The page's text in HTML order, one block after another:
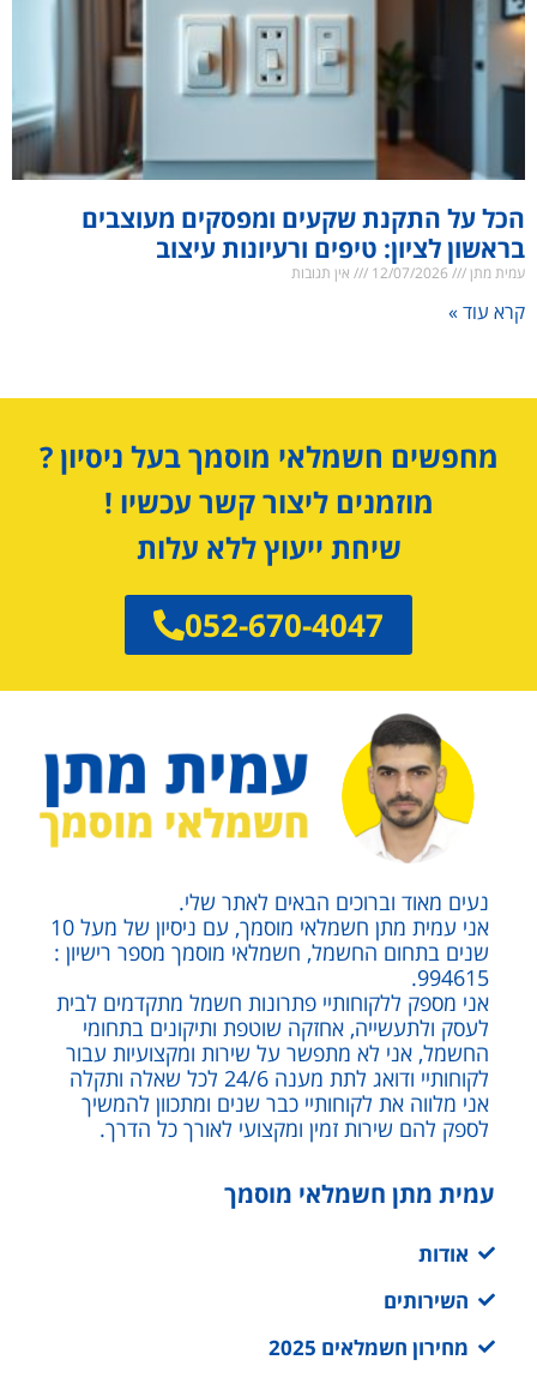
הכל על התקנת שקעים ומפסקים מעוצבים
בראשון לציון: טיפים ורעיונות עיצוב
עמית מתן אין תגובות
קרא עוד »
מחפשים חשמלאי מוסמך בעל ניסיון ?
מוזמנים ליצור קשר עכשיו !
שיחת ייעוץ ללא עלות
052-670-4047
נעים מאוד וברוכים הבאים לאתר שלי.
אני עמית מתן חשמלאי מוסמך, עם ניסיון של מעל 10
שנים בתחום החשמל, חשמלאי מוסמך מספר רישיון :
994615.
אני מספק ללקוחותיי פתרונות חשמל מתקדמים לבית
לעסק ולתעשייה, אחזקה שוטפת ותיקונים בתחומי
החשמל, אני לא מתפשר על שירות ומקצועיות עבור
לקוחותיי ודואג לתת מענה 24/6 לכל שאלה ותקלה
אני מלווה את לקוחותיי כבר שנים ומתכוון להמשיך
לספק להם שירות זמין ומקצועי לאורך כל הדרך.
עמית מתן חשמלאי מוסמך
אודות
השירותים
מחירון חשמלאים 2025